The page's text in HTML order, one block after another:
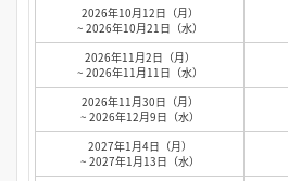
2026年10月12日（月）
~ 2026年10月21日（水）
2026年11月2日（月）
~ 2026年11月11日（水）
2026年11月30日（月）
~ 2026年12月9日（水）
2027年1月4日（月）
~ 2027年1月13日（水）